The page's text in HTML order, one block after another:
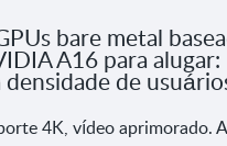
bare metal
A16 para alugar:
de
4K, vídeo aprimorado.